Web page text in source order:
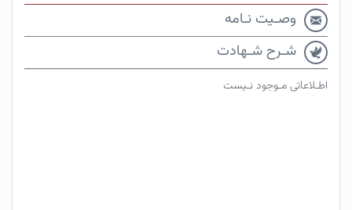
وصـیت نـامه
شـرح شـهادت
اطـلاعاتی مـوجود نـیست